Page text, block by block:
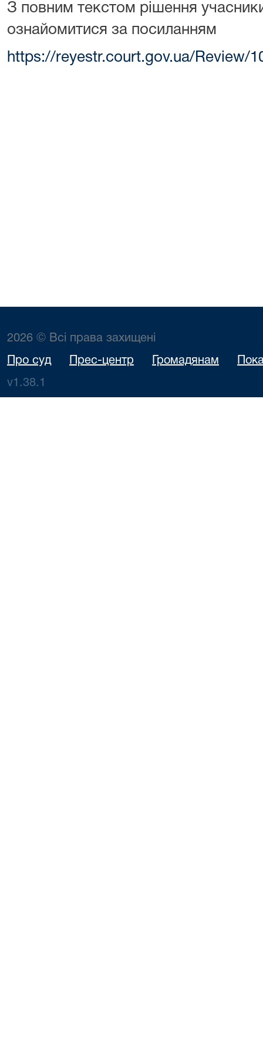
З повним текстом рішення
ознайомитися за посиланням
https://reyestr.court.gov.ua/Review/
2026 © Всі права захищені
Про суд Прес-центр Громадянам
v1.38.1